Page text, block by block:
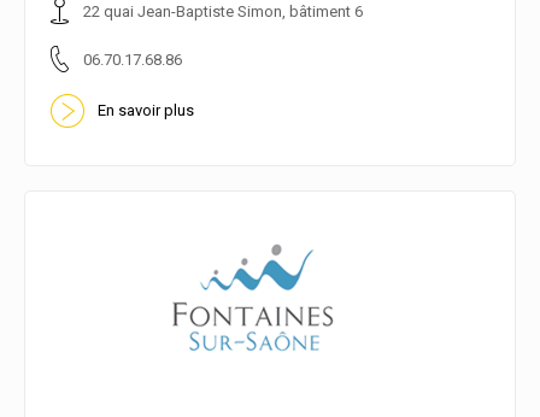
22 quai Jean-Baptiste Simon, bâtiment 6
06.70.17.68.86
En savoir plus